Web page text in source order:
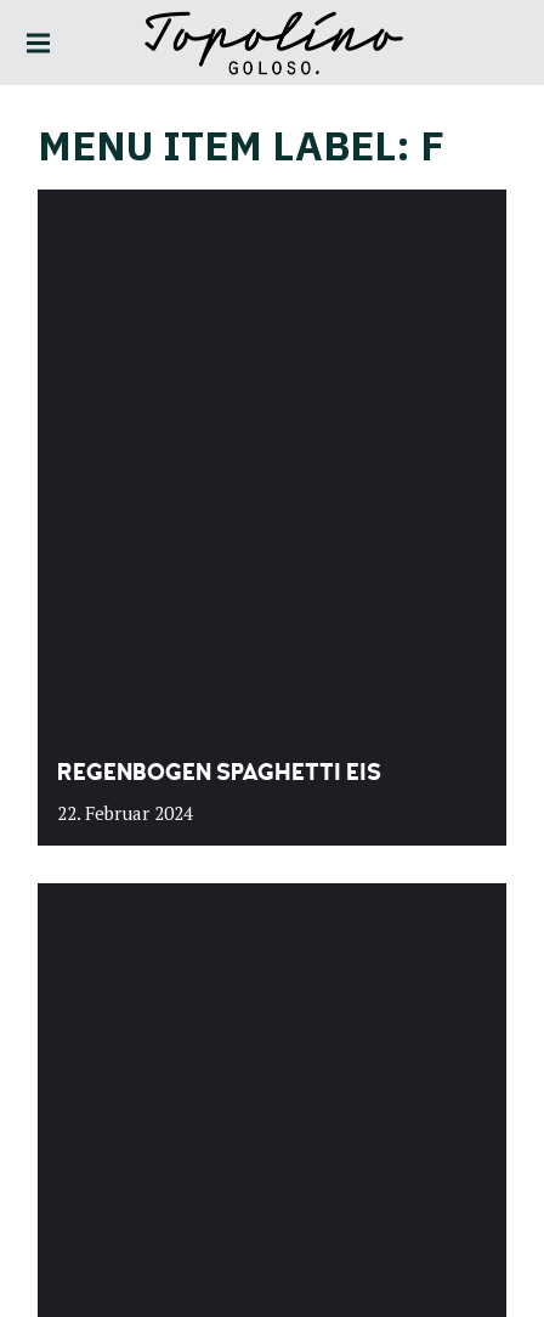
TOPOLINO GOLOSO
MENU ITEM LABEL: F
REGENBOGEN SPAGHETTI EIS
22. Februar 2024